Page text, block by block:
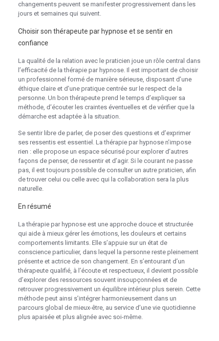
changements peuvent se manifester progressivement dans les
jours et semaines qui suivent.
Choisir son thérapeute par hypnose et se sentir en
confiance
La qualité de la relation avec le praticien joue un rôle central dans
l’efficacité de la thérapie par hypnose. Il est important de choisir
un professionnel formé de manière sérieuse, disposant d’une
éthique claire et d’une pratique centrée sur le respect de la
personne. Un bon thérapeute prend le temps d’expliquer sa
méthode, d’écouter les craintes éventuelles et de vérifier que la
démarche est adaptée à la situation.
Se sentir libre de parler, de poser des questions et d’exprimer
ses ressentis est essentiel. La thérapie par hypnose n’impose
rien : elle propose un espace sécurisé pour explorer d’autres
façons de penser, de ressentir et d’agir. Si le courant ne passe
pas, il est toujours possible de consulter un autre praticien, afin
de trouver celui ou celle avec qui la collaboration sera la plus
naturelle.
En résumé
La thérapie par hypnose est une approche douce et structurée
qui aide à mieux gérer les émotions, les douleurs et certains
comportements limitants. Elle s’appuie sur un état de
conscience particulier, dans lequel la personne reste pleinement
présente et actrice de son changement. En s’entourant d’un
thérapeute qualifié, à l’écoute et respectueux, il devient possible
d’explorer des ressources souvent insoupçonnées et de
retrouver progressivement un équilibre intérieur plus serein. Cette
méthode peut ainsi s’intégrer harmonieusement dans un
parcours global de mieux-être, au service d’une vie quotidienne
plus apaisée et plus alignée avec soi-même.